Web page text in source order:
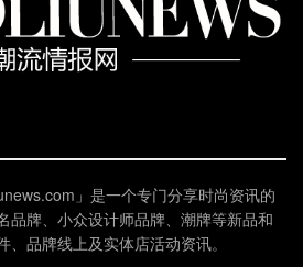
」是一个专门分享时尚资讯的
品牌、小众设计师品牌、潮牌等新品和
品牌线上及实体店活动资讯。